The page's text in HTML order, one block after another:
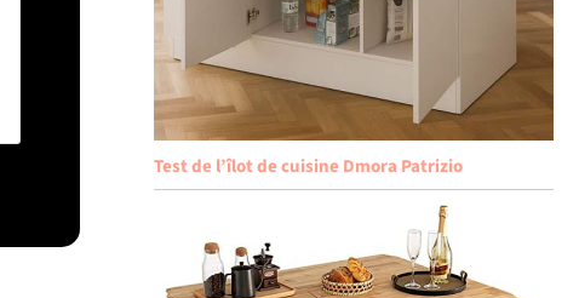
Test de l’îlot de cuisine Dmora Patrizio